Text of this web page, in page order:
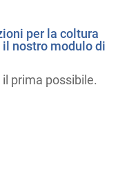
per la coltura
nostro modulo di
prima possibile.